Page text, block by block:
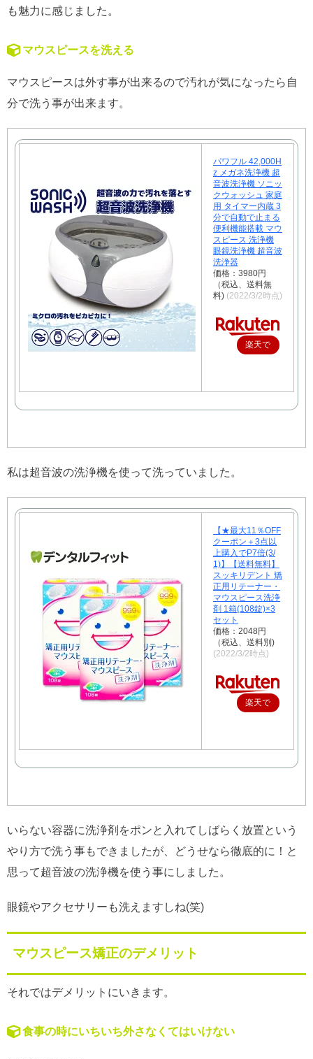
も魅力に感じました。
マウスピースを洗える
マウスピースは外す事が出来るので汚れが気になったら自
分で洗う事が出来ます。
パワフル 42,000H
z メガネ洗浄機 超
音波洗浄機 ソニッ
クウォッシュ 家庭
用 タイマー内蔵 3
分で自動で止まる
便利機能搭載 マウ
スピース 洗浄機
眼鏡洗浄機 超音波
洗浄器
価格：3980円
（税込、送料無
料) (2022/3/2時点)
楽天で
私は超音波の洗浄機を使って洗っていました。
【★最大11％OFF
クーポン＋3点以
上購入でP7倍(3/
1)】【送料無料】
スッキリデント 矯
正用リテーナー・
マウスピース洗浄
剤 1箱(108錠)×3
セット
価格：2048円
（税込、送料別)
(2022/3/2時点)
楽天で
いらない容器に洗浄剤をポンと入れてしばらく放置という
やり方で洗う事もできましたが、どうせなら徹底的に！と
思って超音波の洗浄機を使う事にしました。
眼鏡やアクセサリーも洗えますしね(笑)
マウスピース矯正のデメリット
それではデメリットにいきます。
食事の時にいちいち外さなくてはいけない